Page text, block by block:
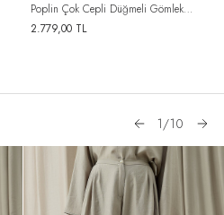
Poplin Çok Cepli Düğmeli Gömlek
Kahve
2.779,00TL
1/10